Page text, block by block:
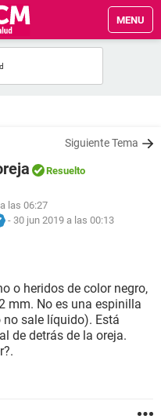
MENU
Siguiente Tema
Resuelto
las 06:27
- 30 jun 2019 a las 00:13
o heridos de color negro,
mm. No es una espinilla
sale líquido). Está
de detrás de la oreja.